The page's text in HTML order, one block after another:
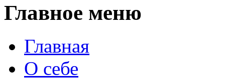
Главное меню
Главная
О себе